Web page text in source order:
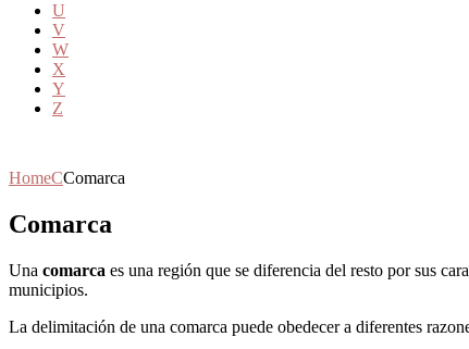
U
V
W
X
Y
Z
HomeCComarca
Comarca
Una comarca es una región que se diferencia del resto por sus
municipios.
La delimitación de una comarca puede obedecer a diferentes